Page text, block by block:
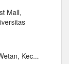
Mall,
Kec...